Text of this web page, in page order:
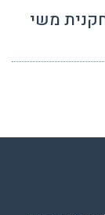
משי